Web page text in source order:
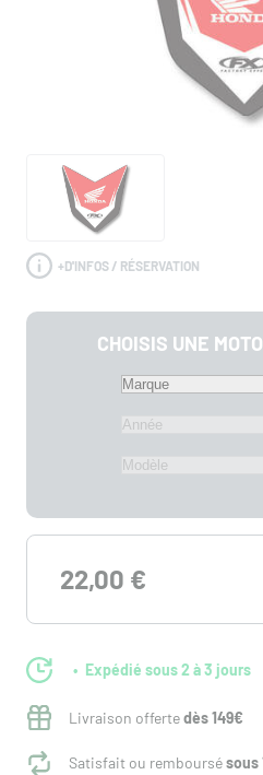
+D'INFOS / RÉSERVATION
CHOISIS UNE
22,00 €
Expédié sous 2 à 3 jours
Livraison offertedès 149€
Satisfait ou remboursésous